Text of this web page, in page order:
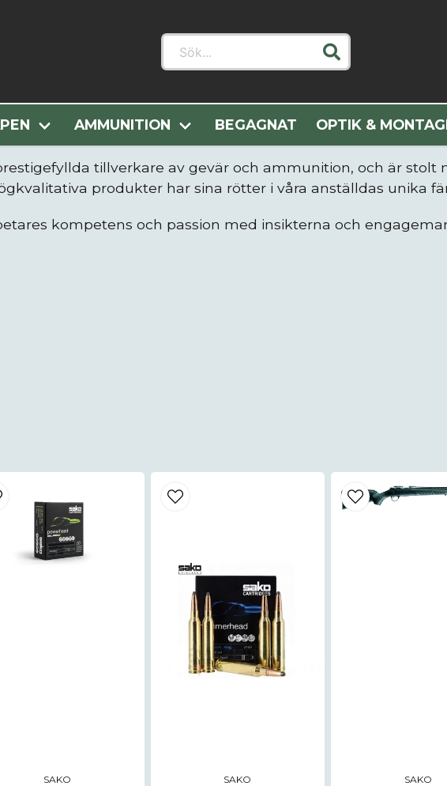
Sök...
AMMUNITION BEGAGNAT OPTIK &
Hem Sako
tillverkare av gevär och ammunition, och är stolt
produkter har sina rötter i våra anställdas unika
kompetens och passion med insikterna och
SAKO SAKO SAKO